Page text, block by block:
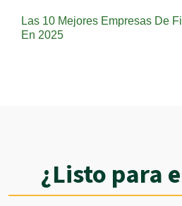
Las 10 Mejores Empresas De
En 2025
¿Listo para